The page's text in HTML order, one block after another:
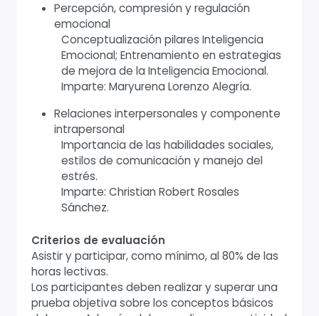
Percepción, compresión y regulación
emocional
Conceptualización pilares Inteligencia
Emocional; Entrenamiento en estrategias
de mejora de la Inteligencia Emocional.
Imparte: Maryurena Lorenzo Alegría.
Relaciones interpersonales y componente
intrapersonal
Importancia de las habilidades sociales,
estilos de comunicación y manejo del
estrés.
Imparte: Christian Robert Rosales
Sánchez.
Criterios de evaluación
Asistir y participar, como mínimo, al 80% de las
horas lectivas.
Los participantes deben realizar y superar una
prueba objetiva sobre los conceptos básicos